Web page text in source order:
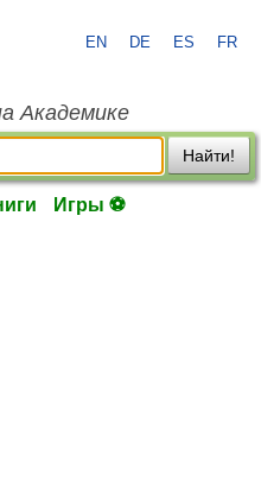
EN DE ES FR
Академике
Найти!
Игры ⚽